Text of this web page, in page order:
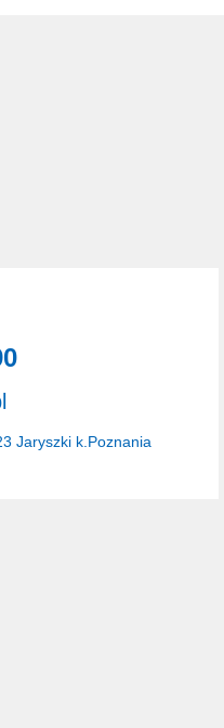
Jaryszki k.Poznania